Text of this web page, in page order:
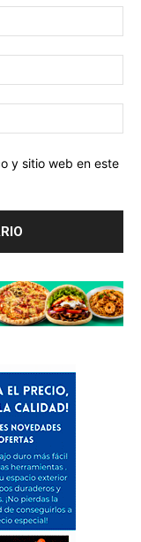
y sitio web en este